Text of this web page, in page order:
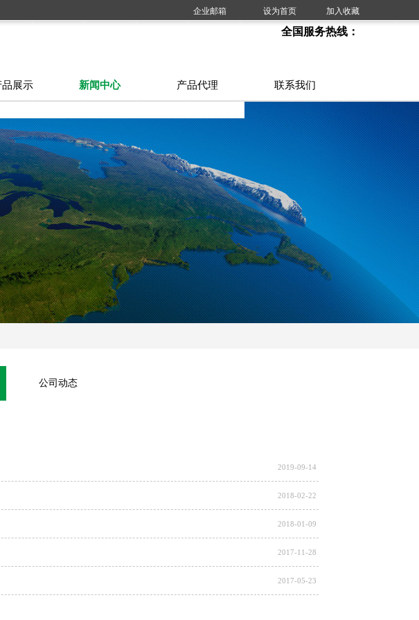
设为首页 加入收藏
企业邮箱
品展示 新闻中心 产品代理 联系我们
全国服务热线：
公司动态
2019-09-14
2018-02-22
2018-01-09
2017-11-28
2017-05-23